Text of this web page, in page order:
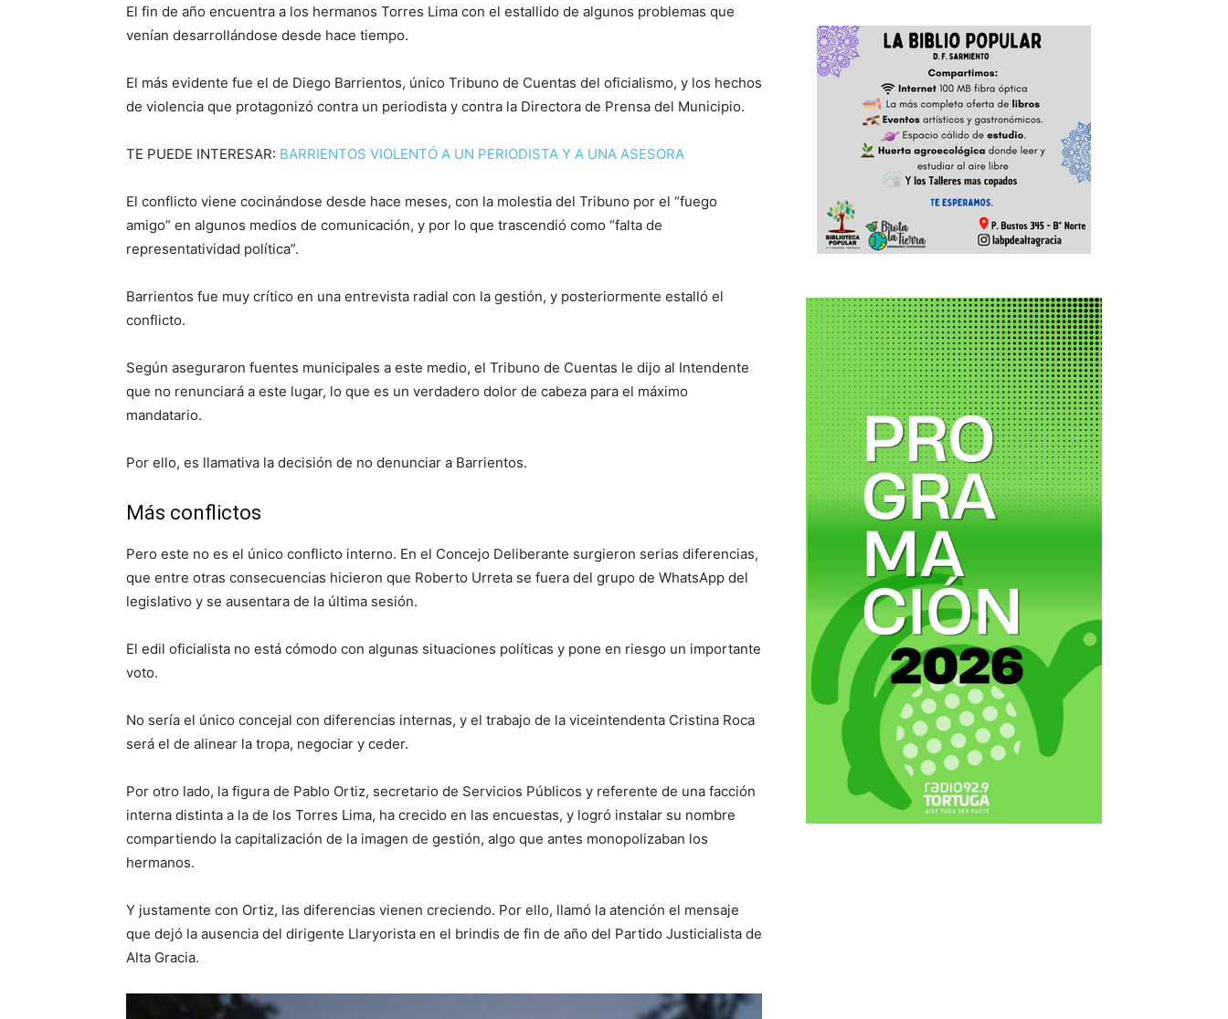
El fin de año encuentra a los hermanos Torres Lima con el estallido de algunos problemas que
venían desarrollándose desde hace tiempo.
El más evidente fue el de Diego Barrientos, único Tribuno de Cuentas del oficialismo, y los hechos
de violencia que protagonizó contra un periodista y contra la Directora de Prensa del Municipio.
TE PUEDE INTERESAR: BARRIENTOS VIOLENTÓ A UN PERIODISTA Y A UNA ASESORA
El conflicto viene cocinándose desde hace meses, con la molestia del Tribuno por el “fuego
amigo” en algunos medios de comunicación, y por lo que trascendió como “falta de
representatividad política”.
Barrientos fue muy crítico en una entrevista radial con la gestión, y posteriormente estalló el
conflicto.
Según aseguraron fuentes municipales a este medio, el Tribuno de Cuentas le dijo al Intendente
que no renunciará a este lugar, lo que es un verdadero dolor de cabeza para el máximo
mandatario.
Por ello, es llamativa la decisión de no denunciar a Barrientos.
Más conflictos
Pero este no es el único conflicto interno. En el Concejo Deliberante surgieron serias diferencias,
que entre otras consecuencias hicieron que Roberto Urreta se fuera del grupo de WhatsApp del
legislativo y se ausentara de la última sesión.
El edil oficialista no está cómodo con algunas situaciones políticas y pone en riesgo un importante
voto.
No sería el único concejal con diferencias internas, y el trabajo de la viceintendenta Cristina Roca
será el de alinear la tropa, negociar y ceder.
Por otro lado, la figura de Pablo Ortiz, secretario de Servicios Públicos y referente de una facción
interna distinta a la de los Torres Lima, ha crecido en las encuestas, y logró instalar su nombre
compartiendo la capitalización de la imagen de gestión, algo que antes monopolizaban los
hermanos.
Y justamente con Ortiz, las diferencias vienen creciendo. Por ello, llamó la atención el mensaje
que dejó la ausencia del dirigente Llaryorista en el brindis de fin de año del Partido Justicialista de
Alta Gracia.